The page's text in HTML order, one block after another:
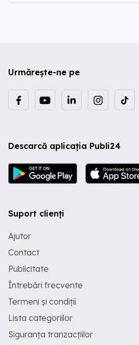
Urmărește-ne pe
Descarcă aplicația Publi24
Suport clienți
Ajutor
Contact
Publicitate
Întrebări frecvente
Termeni și condiții
Lista categoriilor
Siguranța tranzacțiilor